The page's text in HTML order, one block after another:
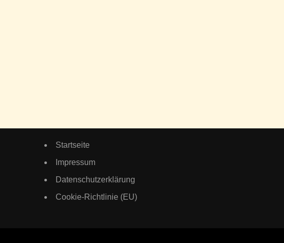
Startseite
Impressum
Datenschutzerklärung
Cookie-Richtlinie (EU)